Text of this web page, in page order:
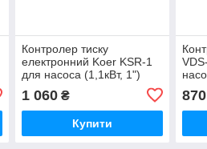
Контролер тиску
електронний Koer KSR-1
для насоса (1,1кВт, 1")
1 060₴
Купити
870